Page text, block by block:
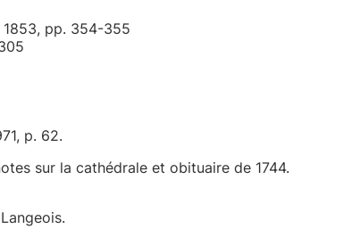
1853, pp. 354-355
p. 62.
sur la cathédrale et obituaire de 1744.